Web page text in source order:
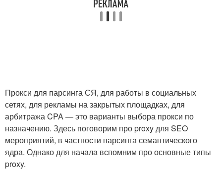
Прокси для парсинга СЯ, для работы в социальных
сетях, для рекламы на закрытых площадках, для
арбитража CPA — это варианты выбора прокси по
назначению. Здесь поговорим про proxy для SEO
мероприятий, в частности парсинга семантического
ядра. Однако для начала вспомним про основные типы
proxy.